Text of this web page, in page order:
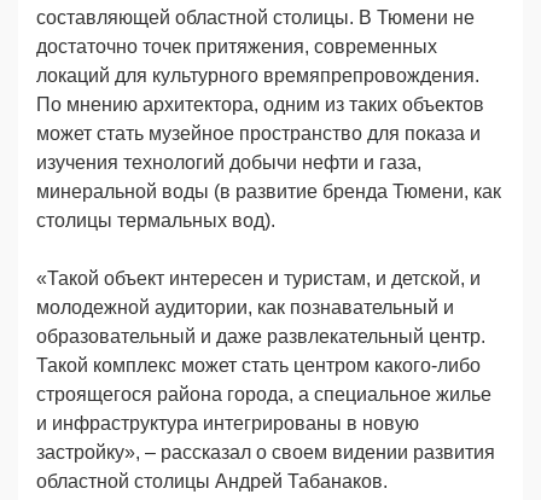
составляющей областной столицы. В Тюмени не
достаточно точек притяжения, современных
локаций для культурного времяпрепровождения.
По мнению архитектора, одним из таких объектов
может стать музейное пространство для показа и
изучения технологий добычи нефти и газа,
минеральной воды (в развитие бренда Тюмени, как
столицы термальных вод).
«Такой объект интересен и туристам, и детской, и
молодежной аудитории, как познавательный и
образовательный и даже развлекательный центр.
Такой комплекс может стать центром какого-либо
строящегося района города, а специальное жилье
и инфраструктура интегрированы в новую
застройку», – рассказал о своем видении развития
областной столицы Андрей Табанаков.